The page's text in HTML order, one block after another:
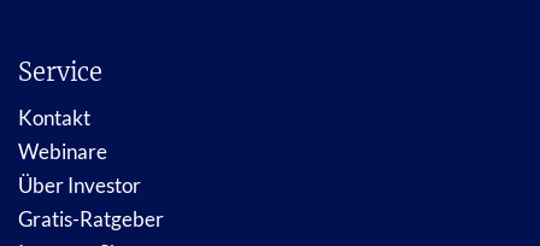
Service
Kontakt
Webinare
Über Investor
Gratis-Ratgeber